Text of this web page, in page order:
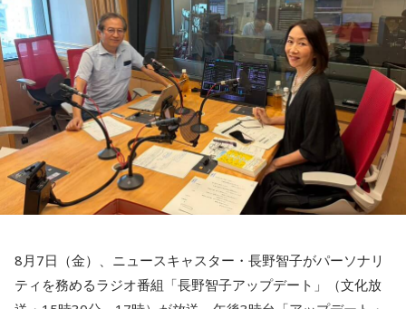
団体を装い、義援金や寄付金を名目に現金や電子マネーをだ
まし取る詐欺にも注意が必要と呼びかけました。
過去には、自宅を訪れて義援金を集める手口や、自治体職員
を名乗る電話による詐欺も確認されていることから、支援先
が信頼できる団体であるか十分確認することが重要です。
善意につけ込む手口に冷静な対応を
物品を持ち去るケースや、被災者の親族・知人を装い送金を
求めるケースなど、過去に確認された手口も紹介されまし
た。
8月7日（金）、ニュースキャスター・長野智子がパーソナリ
ティを務めるラジオ番組「長野智子アップデート」（文化放